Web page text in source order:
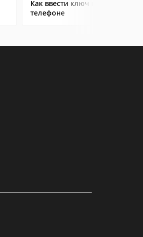
Как ввести ключ в Steam на
телефоне